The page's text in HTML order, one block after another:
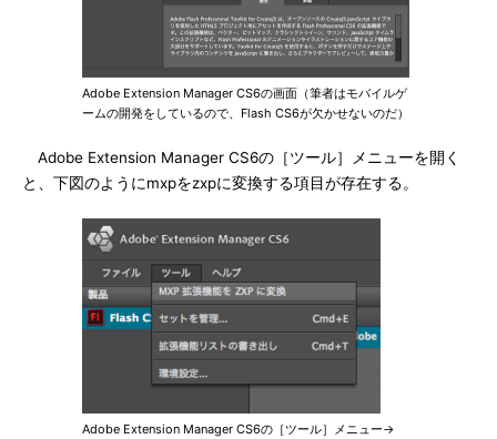
Adobe Extension Manager CS6の画面（筆者はモバイルゲ
ームの開発をしているので、Flash CS6が欠かせないのだ）
Adobe Extension Manager CS6の［ツール］メニューを開く
と、下図のようにmxpをzxpに変換する項目が存在する。
Adobe Extension Manager CS6の［ツール］メニュー→